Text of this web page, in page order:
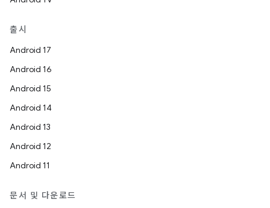
출시
Android 17
Android 16
Android 15
Android 14
Android 13
Android 12
Android 11
문서 및 다운로드